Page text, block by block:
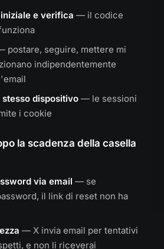
e verifica — il codice
postare, seguire, mettere mi
indipendentemente
dispositivo — le sessioni
i cookie
la scadenza della casella
via email — se
il link di reset non ha
— X invia email per tentativi
e non li riceverai